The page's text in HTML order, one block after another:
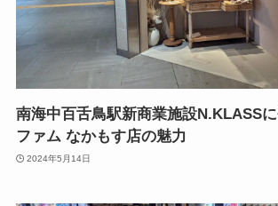
南海中百舌鳥駅新商業施設N.KLASS
ファム なかもす店の魅力
2024年5月14日